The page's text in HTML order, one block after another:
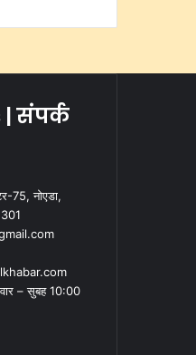
संपर्क
75, नोएडा,
– सुबह 10:00